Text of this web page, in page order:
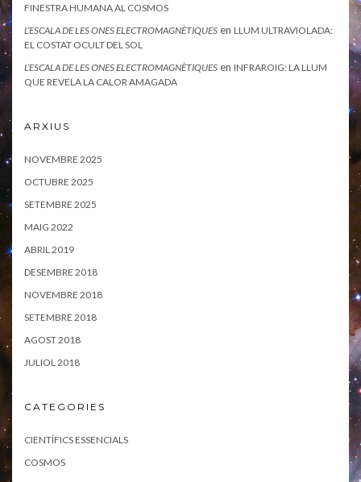
FINESTRA HUMANA AL COSMOS
L’ESCALA DE LES ONES ELECTROMAGNÈTIQUES en LLUM ULTRAVIOLADA:
EL COSTAT OCULT DEL SOL
L’ESCALA DE LES ONES ELECTROMAGNÈTIQUES en INFRAROIG: LA LLUM
QUE REVELA LA CALOR AMAGADA
ARXIUS
NOVEMBRE 2025
OCTUBRE 2025
SETEMBRE 2025
MAIG 2022
ABRIL 2019
DESEMBRE 2018
NOVEMBRE 2018
SETEMBRE 2018
AGOST 2018
JULIOL 2018
CATEGORIES
CIENTÍFICS ESSENCIALS
COSMOS